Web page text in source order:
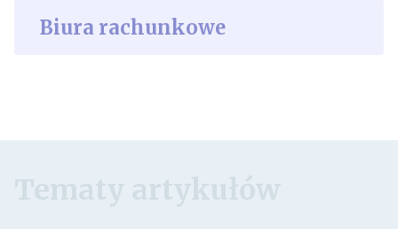
Biura rachunkowe